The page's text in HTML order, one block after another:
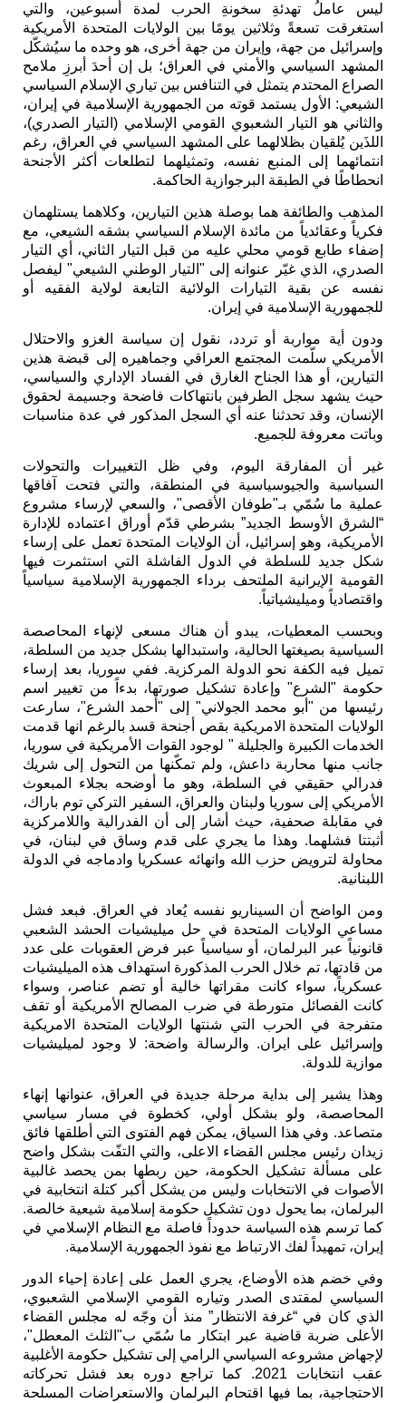
ليس عاملُ تهدئةِ سخونةِ الحرب لمدة أسبوعين، والتي
استغرقت تسعةً وثلاثين يومًا بين الولايات المتحدة الأمريكية
وإسرائيل من جهة، وإيران من جهة أخرى، هو وحده ما سيُشكّل
المشهد السياسي والأمني في العراق؛ بل إن أحدَ أبرزِ ملامح
الصراع المحتدم يتمثل في التنافس بين تياري الإسلام السياسي
الشيعي: الأول يستمد قوته من الجمهورية الإسلامية في إيران،
والثاني هو التيار الشعبوي القومي الإسلامي (التيار الصدري)،
اللذَين يُلقيان بظلالهما على المشهد السياسي في العراق، رغم
انتمائهما إلى المنبع نفسه، وتمثيلهما لتطلعات أكثر الأجنحة
انحطاطًا في الطبقة البرجوازية الحاكمة.
المذهب والطائفة هما بوصلة هذين التيارين، وكلاهما يستلهمان
فكرياً وعقائدياً من مائدة الإسلام السياسي بشقه الشيعي، مع
إضفاء طابع قومي محلي عليه من قبل التيار الثاني، أي التيار
الصدري، الذي غيّر عنوانه إلى "التيار الوطني الشيعي" ليفصل
نفسه عن بقية التيارات الولائية التابعة لولاية الفقيه أو
للجمهورية الإسلامية في إيران.
ودون أية مواربة أو تردد، نقول إن سياسة الغزو والاحتلال
الأمريكي سلّمت المجتمع العراقي وجماهيره إلى قبضة هذين
التيارين، أو هذا الجناح الغارق في الفساد الإداري والسياسي،
حيث يشهد سجل الطرفين بانتهاكات فاضحة وجسيمة لحقوق
الإنسان، وقد تحدثنا عنه أي السجل المذكور في عدة مناسبات
وباتت معروفة للجميع.
غير أن المفارقة اليوم، وفي ظل التغييرات والتحولات
السياسية والجيوسياسية في المنطقة، والتي فتحت آفاقها
عملية ما سُمّي بـ"طوفان الأقصى"، والسعي لإرساء مشروع
“الشرق الأوسط الجديد” بشرطي قدّم أوراق اعتماده للإدارة
الأمريكية، وهو إسرائيل، أن الولايات المتحدة تعمل على إرساء
شكل جديد للسلطة في الدول الفاشلة التي استثمرت فيها
القومية الإيرانية الملتحف برداء الجمهورية الإسلامية سياسياً
واقتصادياً وميليشياتياً.
وبحسب المعطيات، يبدو أن هناك مسعى لإنهاء المحاصصة
السياسية بصيغتها الحالية، واستبدالها بشكل جديد من السلطة،
تميل فيه الكفة نحو الدولة المركزية. ففي سوريا، بعد إرساء
حكومة "الشرع" وإعادة تشكيل صورتها، بدءاً من تغيير اسم
رئيسها من "أبو محمد الجولاني" إلى "أحمد الشرع"، سارعت
الولايات المتحدة الامريكية بقص أجنحة قسد بالرغم انها قدمت
الخدمات الكبيرة والجليلة " لوجود القوات الأمريكية في سوريا،
جانب منها محاربة داعش، ولم تمكّنها من التحول إلى شريك
فدرالي حقيقي في السلطة، وهو ما أوضحه بجلاء المبعوث
الأمريكي إلى سوريا ولبنان والعراق، السفير التركي توم باراك،
في مقابلة صحفية، حيث أشار إلى أن الفدرالية واللامركزية
أثبتتا فشلهما. وهذا ما يجري على قدم وساق في لبنان، في
محاولة لترويض حزب الله وانهائه عسكريا وادماجه في الدولة
اللبنانية.
ومن الواضح أن السيناريو نفسه يُعاد في العراق. فبعد فشل
مساعي الولايات المتحدة في حل ميليشيات الحشد الشعبي
قانونياً عبر البرلمان، أو سياسياً عبر فرض العقوبات على عدد
من قادتها، تم خلال الحرب المذكورة استهداف هذه الميليشيات
عسكرياً، سواء كانت مقراتها خالية أو تضم عناصر، وسواء
كانت الفصائل متورطة في ضرب المصالح الأمريكية أو تقف
متفرجة في الحرب التي شنتها الولايات المتحدة الامريكية
وإسرائيل على ايران. والرسالة واضحة: لا وجود لميليشيات
موازية للدولة.
وهذا يشير إلى بداية مرحلة جديدة في العراق، عنوانها إنهاء
المحاصصة، ولو بشكل أولي، كخطوة في مسار سياسي
متصاعد. وفي هذا السياق، يمكن فهم الفتوى التي أطلقها فائق
زيدان رئيس مجلس القضاء الاعلى، والتي التفّت بشكل واضح
على مسألة تشكيل الحكومة، حين ربطها بمن يحصد غالبية
الأصوات في الانتخابات وليس من يشكل أكبر كتلة انتخابية في
البرلمان، بما يحول دون تشكيل حكومة إسلامية شيعية خالصة.
كما ترسم هذه السياسة حدوداً فاصلة مع النظام الإسلامي في
إيران، تمهيداً لفك الارتباط مع نفوذ الجمهورية الإسلامية.
وفي خضم هذه الأوضاع، يجري العمل على إعادة إحياء الدور
السياسي لمقتدى الصدر وتياره القومي الإسلامي الشعبوي،
الذي كان في “غرفة الانتظار” منذ أن وجّه له مجلس القضاء
الأعلى ضربة قاضية عبر ابتكار ما سُمّي ب"الثلث المعطل"،
لإجهاض مشروعه السياسي الرامي إلى تشكيل حكومة الأغلبية
عقب انتخابات 2021. كما تراجع دوره بعد فشل تحركاته
الاحتجاجية، بما فيها اقتحام البرلمان والاستعراضات المسلحة